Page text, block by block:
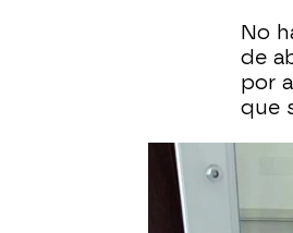
No
de
por
que
famosos